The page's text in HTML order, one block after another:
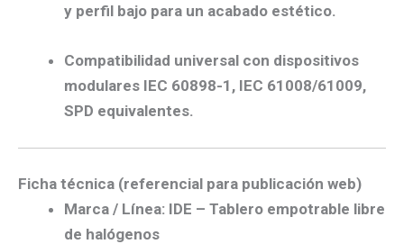
y perfil bajo para un acabado estético.
Compatibilidad universal con dispositivos
modulares IEC 60898-1, IEC 61008/61009,
SPD equivalentes.
Ficha técnica (referencial para publicación web)
Marca / Línea: IDE – Tablero empotrable libre
de halógenos